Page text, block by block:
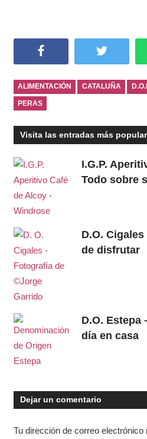
Twitter
ALIMENTACIÓN CATALUÑA
PERAS
Visita las entradas más
I.G.P.
Todo sobre
D.O.
de disfrutar
D.O. Estepa
día en casa
Dejar un comentario
Tu dirección de correo electrónico